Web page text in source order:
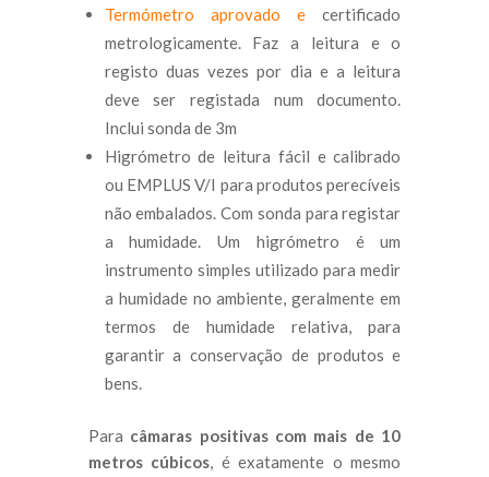
Termómetro aprovado e certificado
metrologicamente. Faz a leitura e o
registo duas vezes por dia e a leitura
deve ser registada num documento.
Inclui sonda de 3m
Higrómetro de leitura fácil e calibrado
ou EMPLUS V/I para produtos perecíveis
não embalados. Com sonda para registar
a humidade. Um higrómetro é um
instrumento simples utilizado para medir
a humidade no ambiente, geralmente em
termos de humidade relativa, para
garantir a conservação de produtos e
bens.
Para câmaras positivas com mais de 10
metros cúbicos, é exatamente o mesmo